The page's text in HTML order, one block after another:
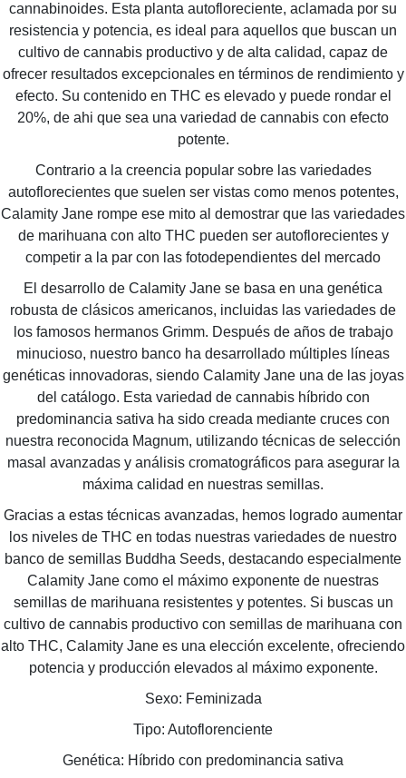
cannabinoides. Esta planta autofloreciente, aclamada por su
resistencia y potencia, es ideal para aquellos que buscan un
cultivo de cannabis productivo y de alta calidad, capaz de
ofrecer resultados excepcionales en términos de rendimiento y
efecto. Su contenido en THC es elevado y puede rondar el
20%, de ahi que sea una variedad de cannabis con efecto
potente.
Contrario a la creencia popular sobre las variedades
autoflorecientes que suelen ser vistas como menos potentes,
Calamity Jane rompe ese mito al demostrar que las variedades
de marihuana con alto THC pueden ser autoflorecientes y
competir a la par con las fotodependientes del mercado
El desarrollo de Calamity Jane se basa en una genética
robusta de clásicos americanos, incluidas las variedades de
los famosos hermanos Grimm. Después de años de trabajo
minucioso, nuestro banco ha desarrollado múltiples líneas
genéticas innovadoras, siendo Calamity Jane una de las joyas
del catálogo. Esta variedad de cannabis híbrido con
predominancia sativa ha sido creada mediante cruces con
nuestra reconocida Magnum, utilizando técnicas de selección
masal avanzadas y análisis cromatográficos para asegurar la
máxima calidad en nuestras semillas.
Gracias a estas técnicas avanzadas, hemos logrado aumentar
los niveles de THC en todas nuestras variedades de nuestro
banco de semillas Buddha Seeds, destacando especialmente
Calamity Jane como el máximo exponente de nuestras
semillas de marihuana resistentes y potentes. Si buscas un
cultivo de cannabis productivo con semillas de marihuana con
alto THC, Calamity Jane es una elección excelente, ofreciendo
potencia y producción elevados al máximo exponente.
Sexo: Feminizada
Tipo: Autoflorenciente
Genética: Híbrido con predominancia sativa